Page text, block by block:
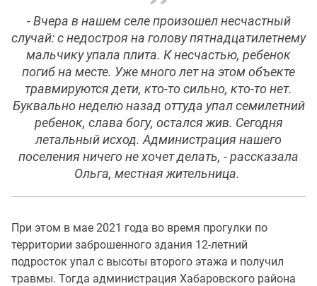
- Вчера в нашем селе произошел несчастный
случай: с недостроя на голову пятнадцатилетнему
мальчику упала плита. К несчастью, ребенок
погиб на месте. Уже много лет на этом объекте
травмируются дети, кто-то сильно, кто-то нет.
Буквально неделю назад оттуда упал семилетний
ребенок, слава богу, остался жив. Сегодня
летальный исход. Администрация нашего
поселения ничего не хочет делать, - рассказала
Ольга, местная жительница.
При этом в мае 2021 года во время прогулки по
территории заброшенного здания 12-летний
подросток упал с высоты второго этажа и получил
травмы. Тогда администрация Хабаровского района